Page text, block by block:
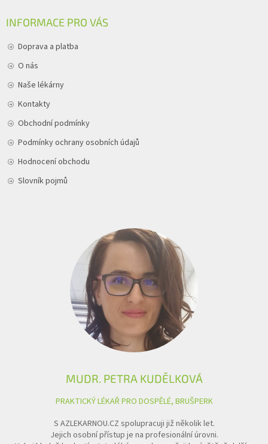
INFORMACE PRO VÁS
Doprava a platba
O nás
Naše lékárny
Kontakty
Obchodní podmínky
Podmínky ochrany osobních údajů
Hodnocení obchodu
Slovník pojmů
MUDR. PETRA KUDĚLKOVÁ
PRAKTICKÝ LÉKAŘ PRO DOSPĚLÉ, BRUŠPERK
S AZLEKARNOU.CZ spolupracuji již několik let.
Jejich osobní přístup je na profesionální úrovni.